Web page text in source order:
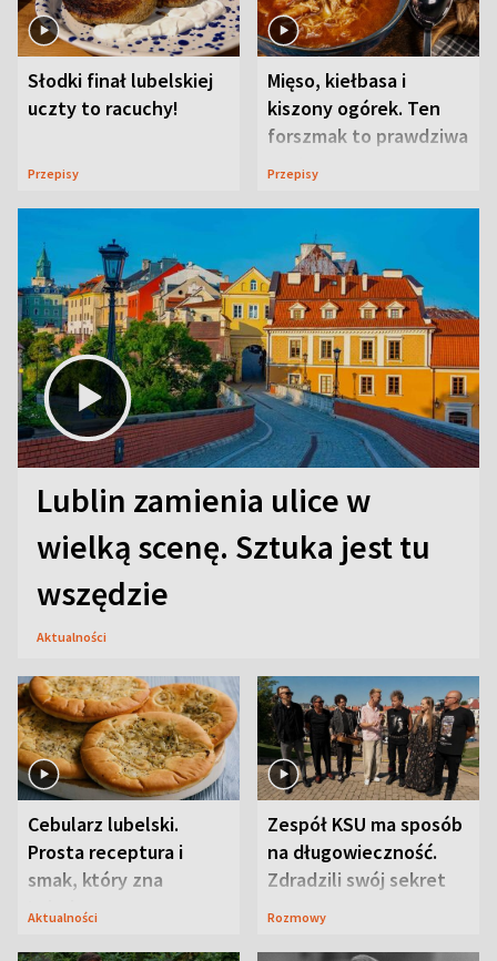
Słodki finał lubelskiej
uczty to racuchy!
Przepisy
Mięso, kiełbasa i
kiszony ogórek. Ten
forszmak to prawdziwa
uczta
Przepisy
Lublin zamienia ulice w
wielką scenę. Sztuka jest tu
wszędzie
Aktualności
Cebularz lubelski.
Prosta receptura i
smak, który zna
Lubelszczyzna
Aktualności
Zespół KSU ma sposób
na długowieczność.
Zdradzili swój sekret
Rozmowy